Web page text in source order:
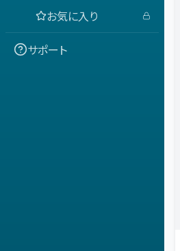
お気に入り
サポート